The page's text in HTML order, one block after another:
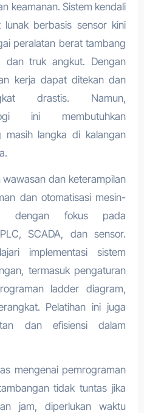
keamanan. Sistem kendali
berbasis sensor kini
peralatan berat tambang
dan truk angkut. Dengan
kerja dapat ditekan dan
drastis. Namun,
ini membutuhkan
masih langka di kalangan
wawasan dan keterampilan
dan otomatisasi mesin-
dengan fokus pada
SCADA, dan sensor.
implementasi sistem
termasuk pengaturan
ladder diagram,
Pelatihan ini juga
dan efisiensi dalam
mengenai pemrograman
tidak tuntas jika
jam, diperlukan waktu